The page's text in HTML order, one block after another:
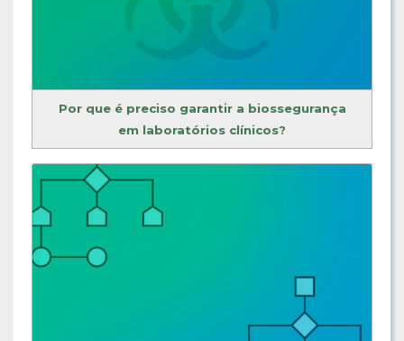
Por que é preciso garantir a biossegurança
em laboratórios clínicos?